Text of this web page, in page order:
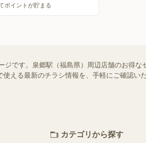
ポイントが貯まる
です。泉郷駅（福島県）周辺店舗のお得
える最新のチラシ情報を、手軽にご確認い
カテゴリから探す